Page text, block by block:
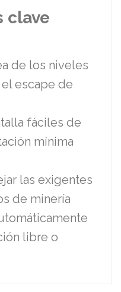
clave
de los niveles
escape de
fáciles de
mínima
las exigentes
de minería
libre o